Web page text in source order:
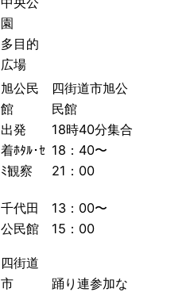
園
多目的
広場
旭公民
館
出発
着ﾎﾀﾙ･ｾ
ﾐ観察
四街道市旭公
民館
18時40分集合
18：40〜
21：00
千代田
公民館
13：00〜
15：00
四街道
市
踊り連参加な